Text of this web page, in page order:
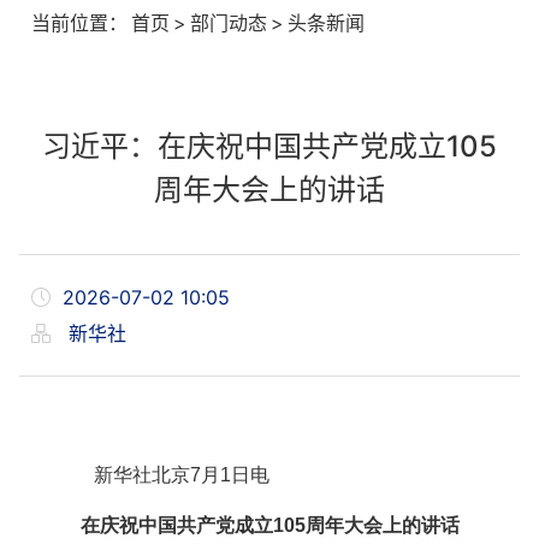
当前位置： 首页 > 部门动态 > 头条新闻
习近平：在庆祝中国共产党成立105
周年大会上的讲话
2026-07-02 10:05
新华社
新华社北京7月1日电
在庆祝中国共产党成立105周年大会上的讲话